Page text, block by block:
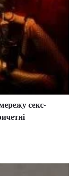
секс-